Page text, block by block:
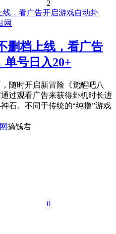
2
删档上线，看广告
单号日入20+
随时开启新冒险《觉醒吧八
过观看广告来获得卦机时长进
石。不同于传统的“纯撸”游戏
搞钱君
0